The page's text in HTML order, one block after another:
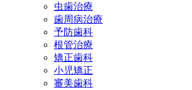
虫歯治療
歯周病治療
予防歯科
根管治療
矯正歯科
小児矯正
審美歯科